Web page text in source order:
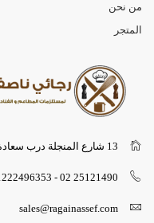
من نحن
المتجر
13 شارع المنجلة درب سعادة خلف مول وكالة الازهر - القاهرة
25121490 02 - 01222496353
sales@ragainassef.com